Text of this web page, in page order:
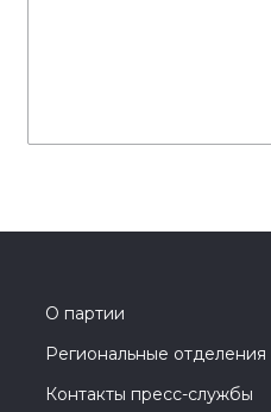
О партии
Региональные отделения
Контакты пресс-службы